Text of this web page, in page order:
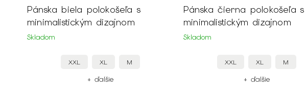
Pánska biela polokošeľa s
minimalistickým dizajnom
Skladom
XXL XL M
+ ďalšie
Pánska čierna polokošeľa s
minimalistickým dizajnom
Skladom
XXL XL M
+ ďalšie